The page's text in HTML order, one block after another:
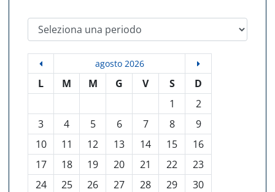
Seleziona una periodo
agosto 2026
L M M G V S
D
1
2
3
4 5 6 7 8
9
10
11 12 13 14 15
16
17
18 19 20 21 22
23
24
25 26 27 28 29
30